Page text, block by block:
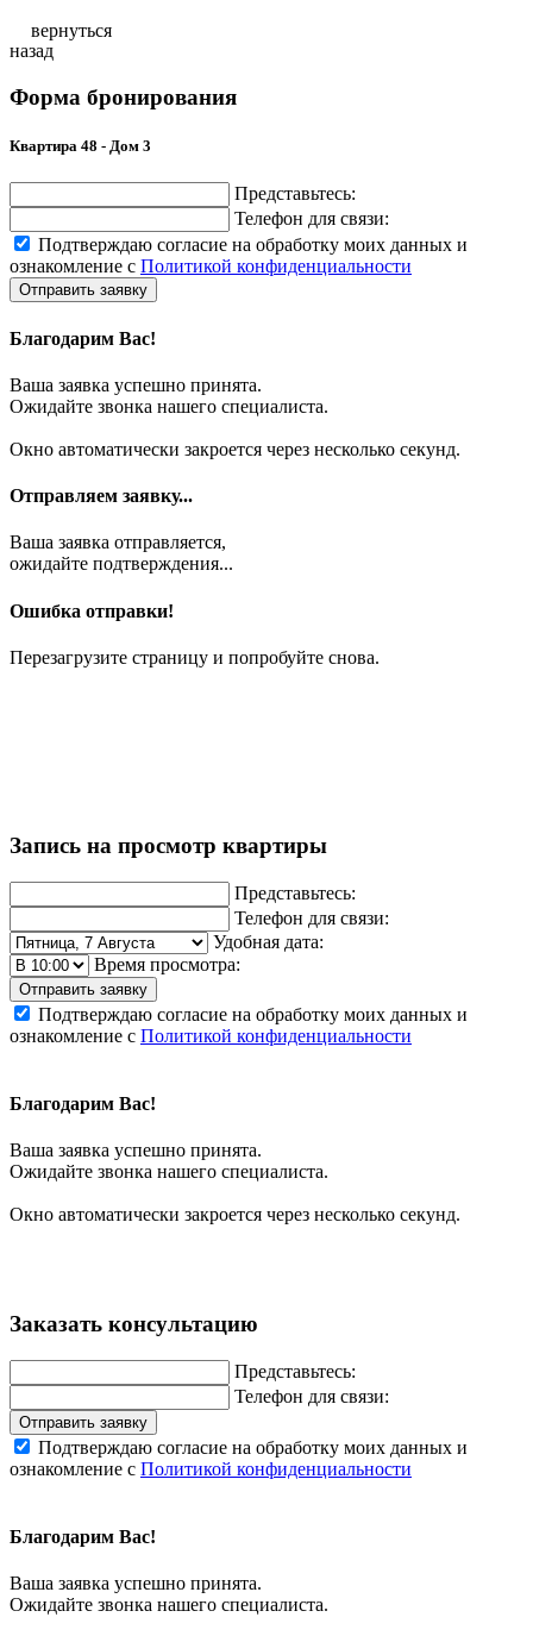
вернуться
назад
Форма бронирования
Квартира 48 - Дом 3
Представьтесь:
Телефон для связи:
Подтверждаю согласие на обработку моих данных и
ознакомление с Политикой конфиденциальности
Отправить заявку
Благодарим Вас!
Ваша заявка успешно принята.
Ожидайте звонка нашего специалиста.
Окно автоматически закроется через несколько секунд.
Отправляем заявку...
Ваша заявка отправляется,
ожидайте подтверждения...
Ошибка отправки!
Перезагрузите страницу и попробуйте снова.
Запись на просмотр квартиры
Представьтесь:
Телефон для связи:
Удобная дата:
Время просмотра:
Отправить заявку
Подтверждаю согласие на обработку моих данных и
ознакомление с Политикой конфиденциальности
Благодарим Вас!
Ваша заявка успешно принята.
Ожидайте звонка нашего специалиста.
Окно автоматически закроется через несколько секунд.
Заказать консультацию
Представьтесь:
Телефон для связи:
Отправить заявку
Подтверждаю согласие на обработку моих данных и
ознакомление с Политикой конфиденциальности
Благодарим Вас!
Ваша заявка успешно принята.
Ожидайте звонка нашего специалиста.